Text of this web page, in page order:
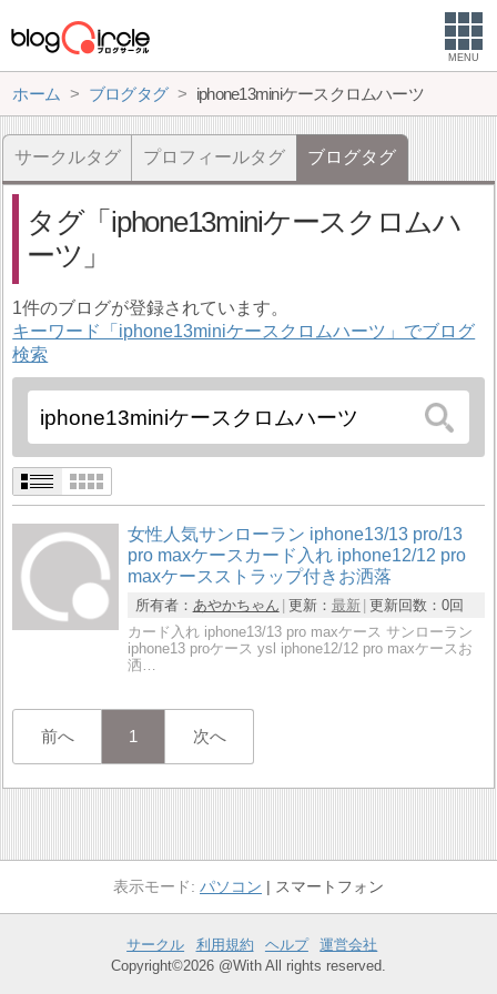
MENU
ホーム ブログタグ iphone13miniケースクロムハーツ
サークルタグ プロフィールタグ ブログタグ
タグ
iphone13miniケースクロムハ
ーツ
1件のブログが登録されています。
キーワード「iphone13miniケースクロムハーツ」でブログ
検索
女性人気サンローラン iphone13/13 pro/13
pro maxケースカード入れ iphone12/12 pro
maxケースストラップ付きお洒落
所有者： あやかちゃん 更新： 最新 更新回数： 0回
カード入れ iphone13/13 pro maxケース サンローラン
iphone13 proケース ysl iphone12/12 pro maxケースお
洒…
前へ 1 次へ
パソコン スマートフォン
サークル 利用規約 ヘルプ
運営会社
Copyright©2026 @With All rights reserved.